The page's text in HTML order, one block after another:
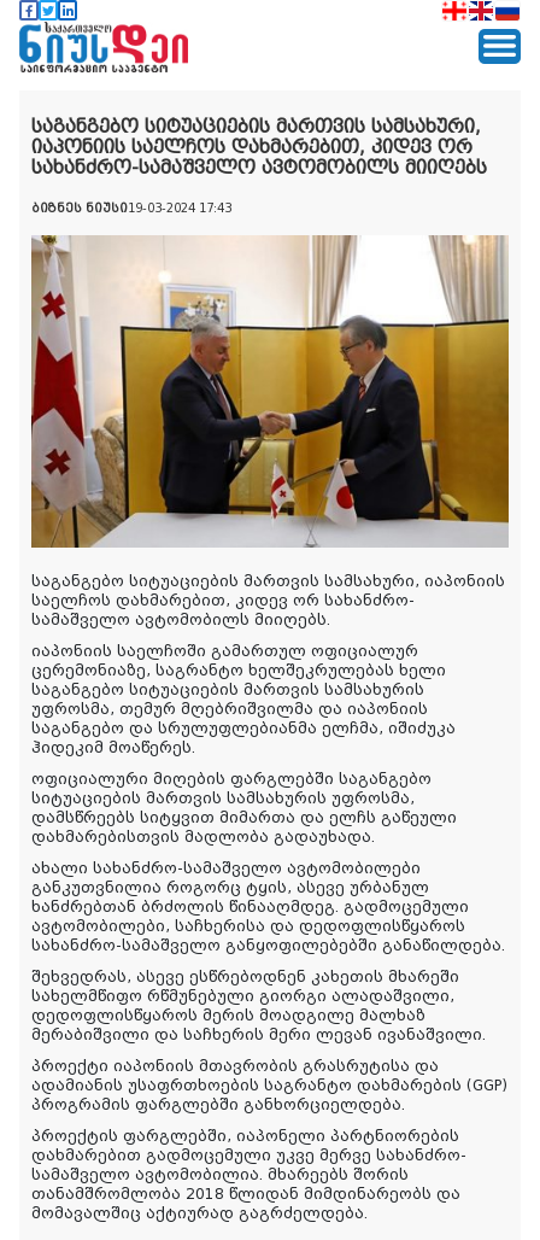
საგანგებო სიტუაციების მართვის სამსახური,
იაპონიის საელჩოს დახმარებით, კიდევ ორ
სახანძრო-სამაშველო ავტომობილს მიიღებს
ბიზნეს ნიუსი19-03-2024 17:43
საგანგებო სიტუაციების მართვის სამსახური, იაპონიის
საელჩოს დახმარებით, კიდევ ორ სახანძრო-
სამაშველო ავტომობილს მიიღებს.
იაპონიის საელჩოში გამართულ ოფიციალურ
ცერემონიაზე, საგრანტო ხელშეკრულებას ხელი
საგანგებო სიტუაციების მართვის სამსახურის
უფროსმა, თემურ მღებრიშვილმა და იაპონიის
საგანგებო და სრულუფლებიანმა ელჩმა, იშიძუკა
ჰიდეკიმ მოაწერეს.
ოფიციალური მიღების ფარგლებში საგანგებო
სიტუაციების მართვის სამსახურის უფროსმა,
დამსწრეებს სიტყვით მიმართა და ელჩს გაწეული
დახმარებისთვის მადლობა გადაუხადა.
ახალი სახანძრო-სამაშველო ავტომობილები
განკუთვნილია როგორც ტყის, ასევე ურბანულ
ხანძრებთან ბრძოლის წინააღმდეგ. გადმოცემული
ავტომობილები, საჩხერისა და დედოფლისწყაროს
სახანძრო-სამაშველო განყოფილებებში განაწილდება.
შეხვედრას, ასევე ესწრებოდნენ კახეთის მხარეში
სახელმწიფო რწმუნებული გიორგი ალადაშვილი,
დედოფლისწყაროს მერის მოადგილე მალხაზ
მერაბიშვილი და საჩხერის მერი ლევან ივანაშვილი.
პროექტი იაპონიის მთავრობის გრასრუტისა და
ადამიანის უსაფრთხოების საგრანტო დახმარების (GGP)
პროგრამის ფარგლებში განხორციელდება.
პროექტის ფარგლებში, იაპონელი პარტნიორების
დახმარებით გადმოცემული უკვე მერვე სახანძრო-
სამაშველო ავტომობილია. მხარეებს შორის
თანამშრომლობა 2018 წლიდან მიმდინარეობს და
მომავალშიც აქტიურად გაგრძელდება.